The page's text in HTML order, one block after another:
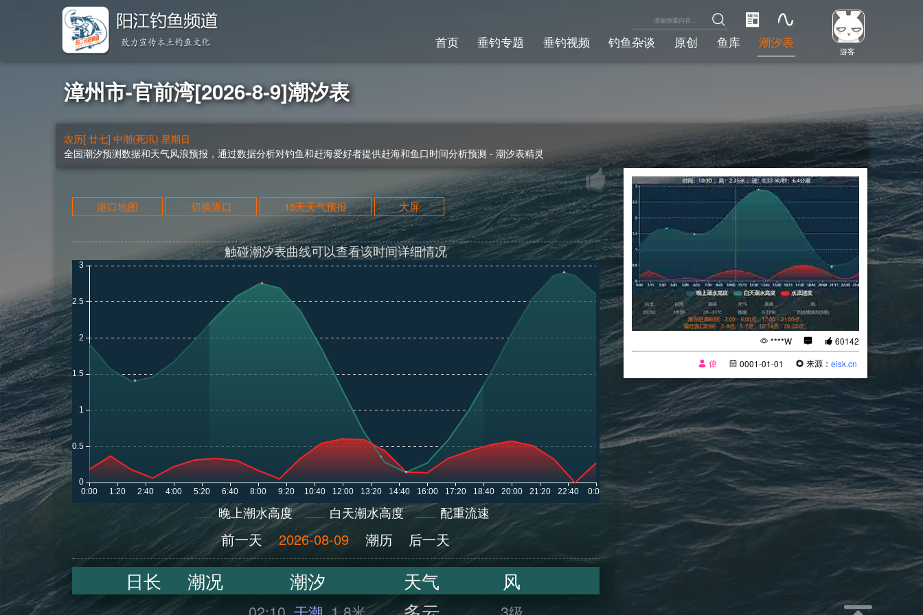
游客
首页 垂钓专题 垂钓视频 钓鱼杂谈 原创 鱼库 潮汐表
漳州市-官前湾[2026-8-9]潮汐表
农历[ 廿七] 中潮(死汛) 星期日
全国潮汐预测数据和天气风浪预报，通过数据分析对钓鱼和赶海爱好者提供赶海和鱼口时间分析预测 - 潮汐表精灵
港口地图 切换港口 15天天气预报 大屏
触碰潮汐表曲线可以查看该时间详细情况
晚上潮水高度 白天潮水高度 配重流速
前一天 2026-08-09 潮历 后一天
日长 潮况 潮汐 天气 风
****W
60142
偉
0001-01-01 来源：eisk.cn